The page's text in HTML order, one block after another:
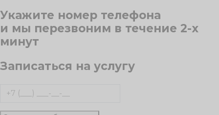
Укажите номер телефона
и мы перезвоним в течение 2-х
минут
Записаться на услугу